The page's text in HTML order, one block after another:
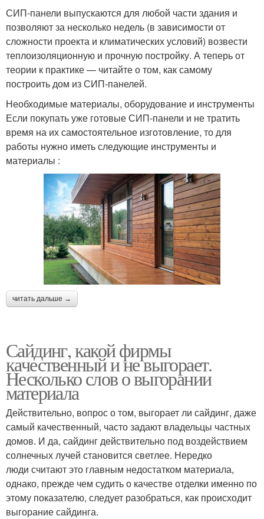
СИП-панели выпускаются для любой части здания и
позволяют за несколько недель (в зависимости от
сложности проекта и климатических условий) возвести
теплоизоляционную и прочную постройку. А теперь от
теории к практике — читайте о том, как самому
построить дом из СИП-панелей.
Необходимые материалы, оборудование и инструменты
Если покупать уже готовые СИП-панели и не тратить
время на их самостоятельное изготовление, то для
работы нужно иметь следующие инструменты и
материалы :
читать дальше →
Сайдинг, какой фирмы
качественный и не выгорает.
Несколько слов о выгорании
материала
Действительно, вопрос о том, выгорает ли сайдинг, даже
самый качественный, часто задают владельцы частных
домов. И да, сайдинг действительно под воздействием
солнечных лучей становится светлее. Нередко
люди считают это главным недостатком материала,
однако, прежде чем судить о качестве отделки именно по
этому показателю, следует разобраться, как происходит
выгорание сайдинга.